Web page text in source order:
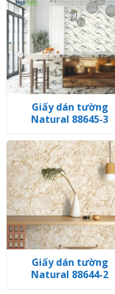
Giấy dán tường
Natural 88645-3
Giấy dán tường
Natural 88644-2